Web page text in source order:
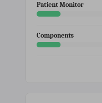
Patient Monitor
Components